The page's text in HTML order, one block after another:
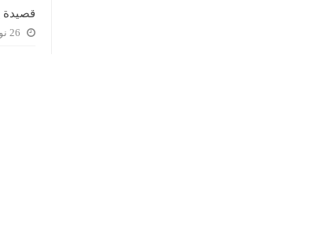
قصيدة
26 نوفمبر، 2025